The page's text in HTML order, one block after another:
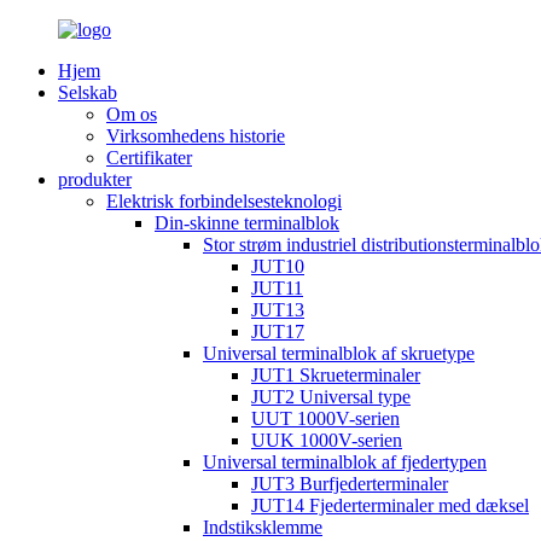
Hjem
Selskab
Om os
Virksomhedens historie
Certifikater
produkter
Elektrisk forbindelsesteknologi
Din-skinne terminalblok
Stor strøm industriel
JUT10
JUT11
JUT13
JUT17
Universal terminalblok af skruetype
JUT1 Skrueterminaler
JUT2 Universal type
UUT 1000V-serien
UUK 1000V-serien
Universal terminalblok af fjedertypen
JUT3 Burfjederterminaler
JUT14 Fjederterminaler med dæksel
Indstiksklemme